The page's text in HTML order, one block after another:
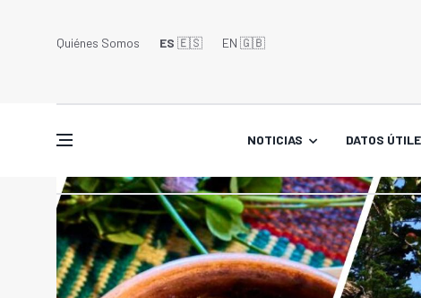
Quiénes Somos ES 🇪🇸 EN 🇬🇧󠁢󠁥󠁮󠁧󠁿
NOTICIAS DATOS